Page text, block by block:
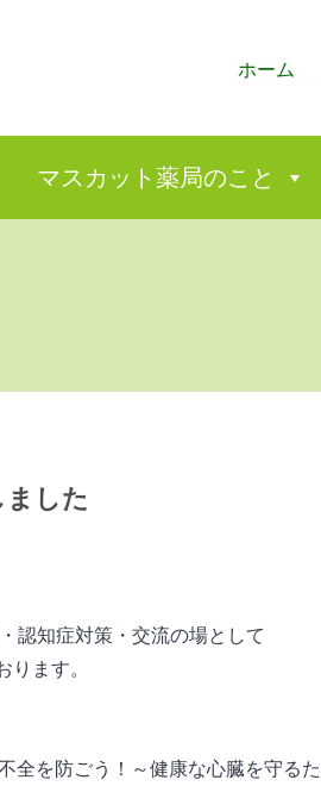
ホーム
マスカット薬局のこと
した
認知症対策・交流の場として
ます。
を防ごう！～健康な心臓を守る